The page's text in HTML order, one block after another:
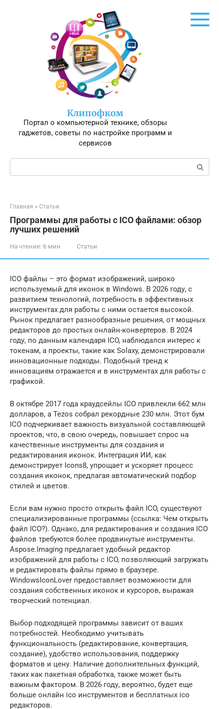
Клипофком
Портал о компьютерной технике, обзоры
гаджетов, советы по настройке программ и
сервисов
Поиск:
Главная » Статьи
Программы для работы с ICO файлами: обзор
лучших решений
На чтение: 6 мин Статьи
ICO файлы – это формат изображений, широко
используемый для иконок в Windows. В 2026 году, с
развитием технологий, потребность в эффективных
инструментах для работы с ними остается высокой.
Рынок предлагает разнообразные решения, от мощных
редакторов до простых онлайн-конвертеров. В 2024
году, по данным календаря ICO, наблюдался интерес к
токенам, а проекты, такие как Solaxy, демонстрировали
инновационные подходы. Подобный тренд к
инновациям отражается и в инструментах для работы с
графикой.
В октябре 2017 года краудсейлы ICO привлекли 662 млн
долларов, а Tezos собрал рекордные 230 млн. Этот бум
ICO подчеркивает важность визуальной составляющей
проектов, что, в свою очередь, повышает спрос на
качественные инструменты для создания и
редактирования иконок. Интеграция ИИ, как
демонстрирует Icons8, упрощает и ускоряет процесс
создания иконок, предлагая автоматический подбор
стилей и цветов.
Если вам нужно просто открыть файл ICO, существуют
специализированные программы (ссылка: Чем открыть
файл ICO?). Однако, для редактирования и создания ICO
файлов требуются более продвинутые инструменты.
Aspose.Imaging предлагает удобный редактор
изображений для работы с ICO, позволяющий загружать
и редактировать файлы прямо в браузере.
WindowsIconLover предоставляет возможности для
создания собственных иконок и курсоров, выражая
творческий потенциал.
Выбор подходящей программы зависит от ваших
потребностей. Необходимо учитывать
функциональность (редактирование, конвертация,
создание), удобство использования, поддержку
форматов и цену. Наличие дополнительных функций,
таких как пакетная обработка, также может быть
важным фактором. В 2026 году, вероятно, будет еще
больше онлайн ico инструментов и бесплатных ico
редакторов.